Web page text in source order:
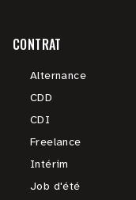
CONTRAT
Alternance
CDD
CDI
Freelance
Intérim
Job d'été